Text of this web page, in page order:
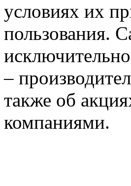
условиях их
пользования.
–
также об
компаниями.